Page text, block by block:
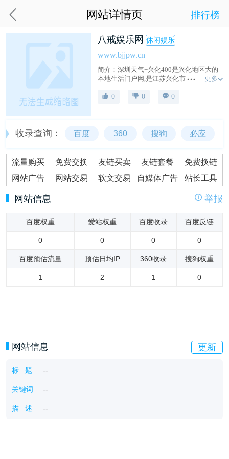
网站详情页 排行榜
八戒娱乐网 休闲娱乐
www.bjjpw.cn
简介：深圳天气+兴化400是兴化地区大的
本地生活门户网,是江苏兴化市民最爱上的
更多
0 0 0
收录查询： 百度 360 搜狗 必应
流量购买 免费交换 友链买卖 友链套餐
免费换链
网站广告
网站交易 软文交易 自媒体广告 站长工具
网站信息 举报
百度权重 爱站权重 百度收录 百度反链
0 0 0 0
百度预估流量 预估日均IP 360收录 搜狗权重
1 2 1 0
网站信息 更新
标 题 --
关键词 --
描 述 --